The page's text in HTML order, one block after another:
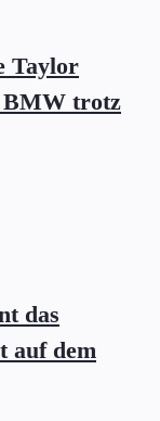
Taylor
BMW trotz
das
auf dem